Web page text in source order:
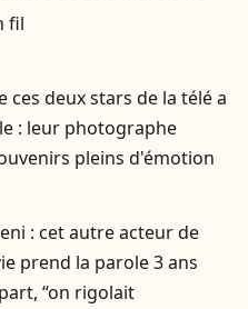
fil
ces deux stars de la télé a
: leur photographe
pleins d'émotion
: cet autre acteur de
prend la parole 3 ans
“on rigolait